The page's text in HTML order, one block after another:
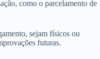
como o parcelamento de
sejam físicos ou
futuras.